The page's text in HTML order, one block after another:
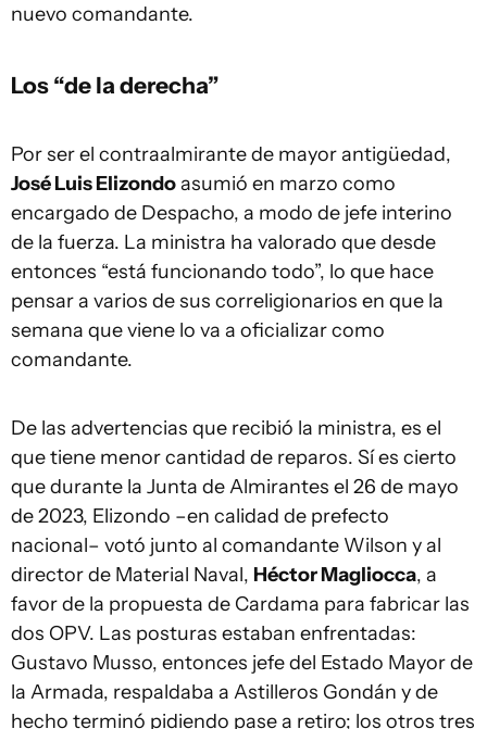
nuevo comandante.
Los “de la derecha”
Por ser el contraalmirante de mayor antigüedad,
José Luis Elizondoasumió en marzo como
encargado de Despacho, a modo de jefe interino
de la fuerza. La ministra ha valorado que desde
entonces “está funcionando todo”, lo que hace
pensar a varios de sus correligionarios en que la
semana que viene lo va a oficializar como
comandante.
De las advertencias que recibió la ministra, es el
que tiene menor cantidad de reparos. Sí es cierto
que durante la Junta de Almirantes el 26 de mayo
de 2023, Elizondo –en calidad de prefecto
nacional– votó junto al comandante Wilson y al
director de Material Naval, Héctor Magliocca, a
favor de la propuesta de Cardama para fabricar las
dos OPV. Las posturas estaban enfrentadas:
Gustavo Musso, entonces jefe del Estado Mayor de
la Armada, respaldaba a Astilleros Gondán y de
hecho terminó pidiendo pase a retiro; los otros tres